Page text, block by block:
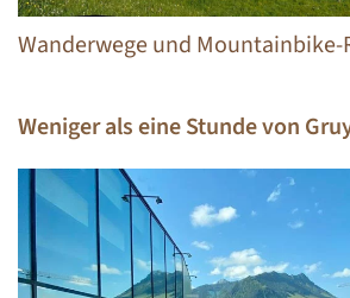
Wanderwege und Mountainbike-
Weniger als eine Stunde von